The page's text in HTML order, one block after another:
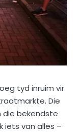
tyd inruim vir
Die
die bekendste
iets van alles –